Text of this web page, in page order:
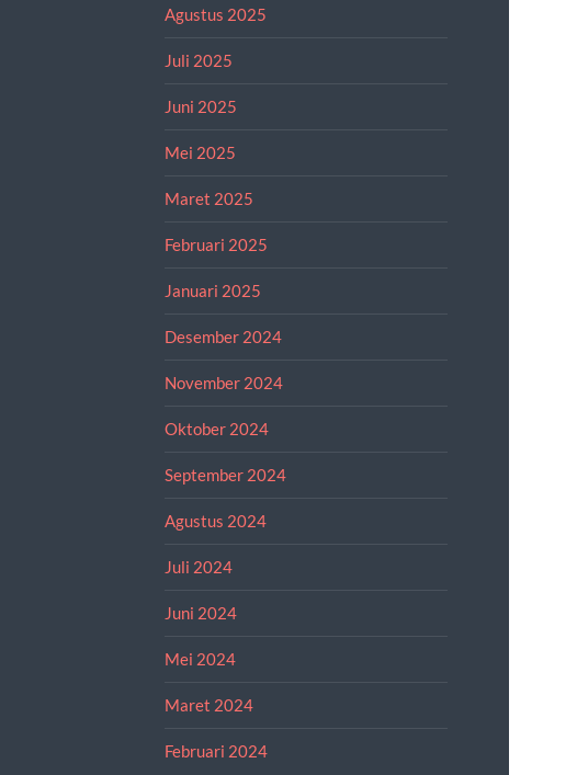
Agustus 2025
Juli 2025
Juni 2025
Mei 2025
Maret 2025
Februari 2025
Januari 2025
Desember 2024
November 2024
Oktober 2024
September 2024
Agustus 2024
Juli 2024
Juni 2024
Mei 2024
Maret 2024
Februari 2024